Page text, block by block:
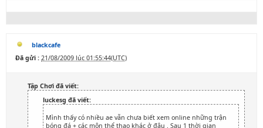
blackcafe
Đã gửi : 21/08/2009 lúc 01:55:44(UTC)
Tập Chơi đã viết:
luckesg đã viết:
Mình thấy có nhiều ae vẫn chưa biết xem online những trận
bóng đá + các môn thể thao khác ở đâu . Sau 1 thời gian